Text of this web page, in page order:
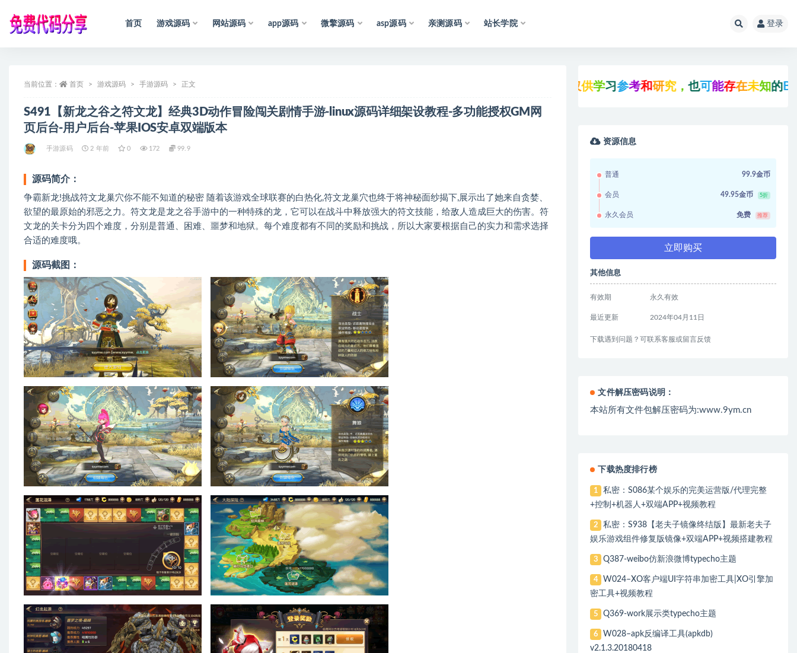
首页 游戏源码 网站源码 app源码 微擎源码 asp源码 亲测源码 站长学院 登录
当前位置： 首页 游戏源码 手游源码 正文
S491【新龙之谷之符文龙】经典3D动作冒险闯关剧情手游-linux源码详细架设教程-多功能授权GM网
页后台-用户后台-苹果IOS安卓双端版本
手游源码 2 年前 0 172 99.9
源码简介：
争霸新龙!挑战符文龙巢穴你不能不知道的秘密 随着该游戏全球联赛的白热化,符文龙巢穴也终于将神秘面纱揭下,展示出了她来自贪婪、
欲望的最原始的邪恶之力。符文龙是龙之谷手游中的一种特殊的龙，它可以在战斗中释放强大的符文技能，给敌人造成巨大的伤害。符
文龙的关卡分为四个难度，分别是普通、困难、噩梦和地狱。每个难度都有不同的奖励和挑战，所以大家要根据自己的实力和需求选择
合适的难度哦。
源码截图：
参考和研究，也可能 存在未知的BUG与瑕疵
资源信息
普通 99.9金币
会员 49.95金币 5折
永久会员 免费 推荐
立即购买
其他信息
有效期 永久有效
最近更新 2024年04月11日
下载遇到问题？可联系客服或留言反馈
文件解压密码说明：
本站所有文件包解压密码为:www.9ym.cn
下载热度排行榜
1
私密：S086某个娱乐的完美运营版/代理完整
+控制+机器人+双端APP+视频教程
2
私密：S938【老夫子镜像终结版】最新老夫子
娱乐游戏组件修复版镜像+双端APP+视频搭建教程
3 Q387-weibo仿新浪微博typecho主题
4
W024–XO客户端UI字符串加密工具|XO引擎加
密工具+视频教程
5 Q369-work展示类typecho主题
6
W028–apk反编译工具(apkdb)
v2.1.3.20180418